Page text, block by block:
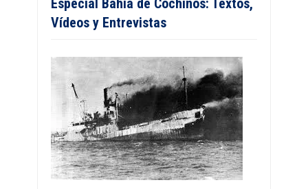
Vídeos y Entrevistas